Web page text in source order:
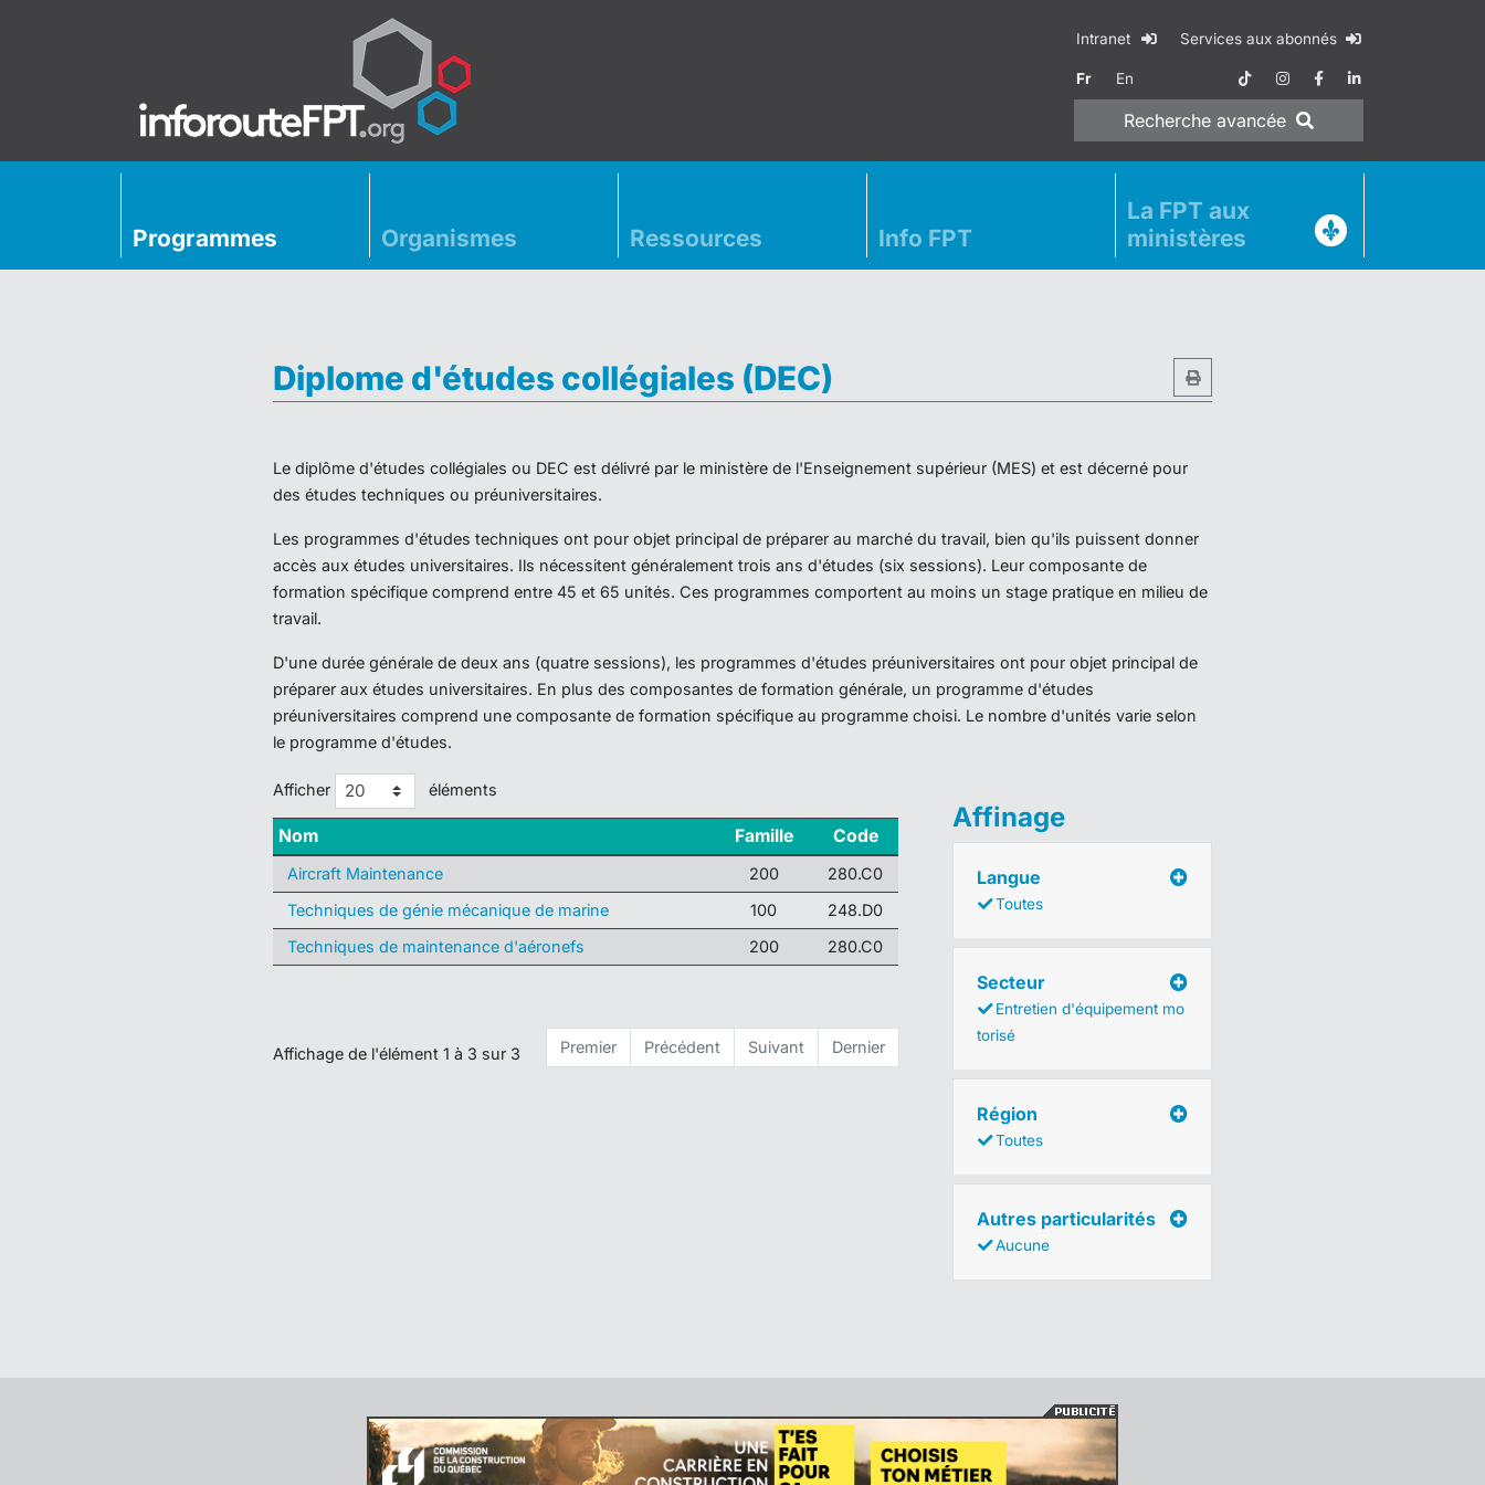
Intranet Services aux abonnés
Fr En
Recherche avancée
Programmes Organismes Ressources Info FPT
La FPT aux
ministères
Diplome d'études collégiales (DEC)
Le diplôme d'études collégiales ou DEC est délivré par le ministère de l'Enseignement supérieur (MES) et est décerné pour
des études techniques ou préuniversitaires.
Les programmes d'études techniques ont pour objet principal de préparer au marché du travail, bien qu'ils puissent donner
accès aux études universitaires. Ils nécessitent généralement trois ans d'études (six sessions). Leur composante de
formation spécifique comprend entre 45 et 65 unités. Ces programmes comportent au moins un stage pratique en milieu de
travail.
D'une durée générale de deux ans (quatre sessions), les programmes d'études préuniversitaires ont pour objet principal de
préparer aux études universitaires. En plus des composantes de formation générale, un programme d'études
préuniversitaires comprend une composante de formation spécifique au programme choisi. Le nombre d'unités varie selon
le programme d'études.
Afficher éléments
Nom Famille Code
Aircraft Maintenance 200
280.C0
Techniques de génie mécanique de marine
100
248.D0
Techniques de maintenance d'aéronefs
200 280.C0
Affichage de l'élément 1 à 3 sur 3 Premier Précédent Suivant Dernier
Affinage
Langue
Toutes
Secteur
Entretien d'équipement mo
torisé
Région
Toutes
Autres particularités
Aucune